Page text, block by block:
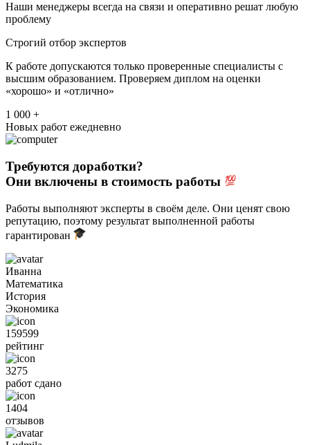
Наши менеджеры всегда на связи и оперативно решат любую
проблему
Строгий отбор экспертов
К работе допускаются только проверенные специалисты с
высшим образованием. Проверяем диплом на оценки
«хорошо» и «отлично»
1 000 +
Новых работ ежедневно
Требуются доработки?
Они включены в стоимость работы
Работы выполняют эксперты в своём деле. Они ценят свою
репутацию, поэтому результат выполненной работы
гарантирован
Иванна
Математика
История
Экономика
159599
рейтинг
3275
работ сдано
1404
отзывов